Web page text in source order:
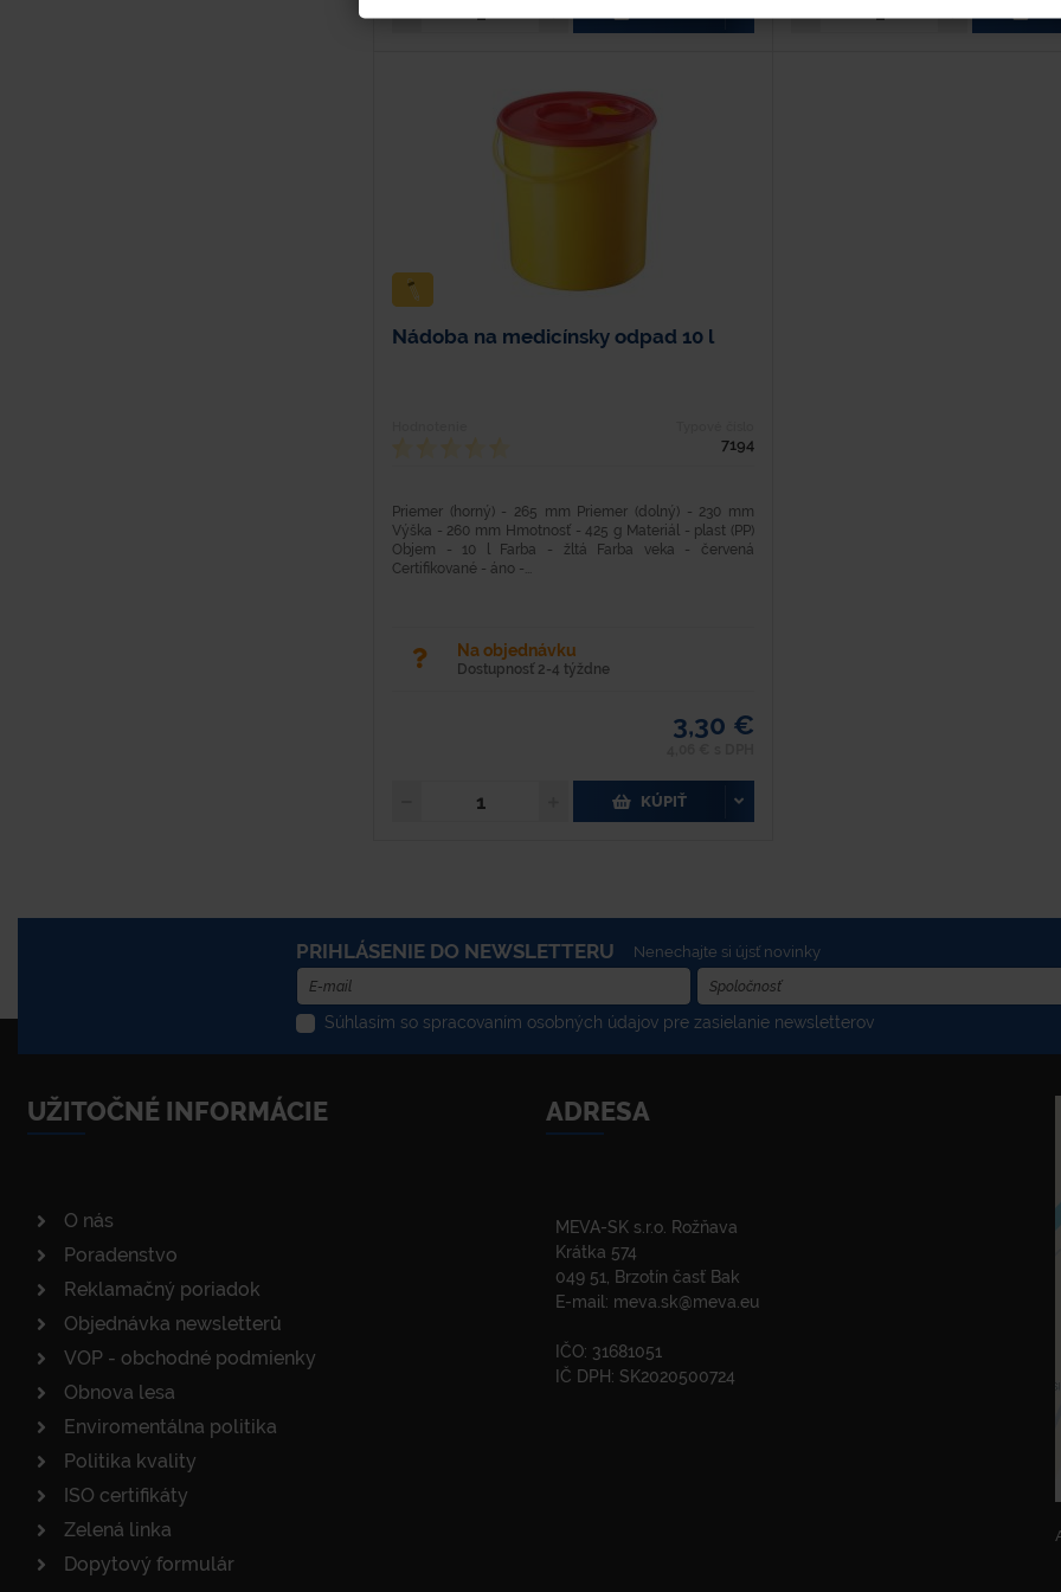
Nádoba na medicínsky odpad 10 l
7194
Priemer (horný) - 265 mm Priemer (dolný) - 230 mm
Výška - 260 mm Hmotnosť - 425 g Materiál - plast (PP)
Objem - 10 l Farba - žltá Farba veka - červená
Certifikované - áno -...
Na objednávku
Dostupnosť 2-4 týždne
3,30 €
KÚPIŤ
PRIHLÁSENIE DO NEWSLETTERU Nenechajte si újsť novinky
Súhlasím so spracovaním osobných údajov pre zasielanie newsletterov
UŽITOČNÉ INFORMÁCIE
O nás
Poradenstvo
Reklamačný poriadok
Objednávka newsletterů
VOP - obchodné podmienky
Obnova lesa
Enviromentálna politika
Politika kvality
ISO certifikáty
Zelená linka
Dopytový formulár
ADRESA
MEVA-SK s.r.o. Rožňava
Krátka 574
049 51, Brzotín časť Bak
E-mail: meva.sk@meva.eu
IČO: 31681051
IČ DPH: SK2020500724